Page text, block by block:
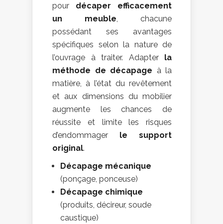
pour décaper efficacement
un meuble , chacune
possédant ses avantages
spécifiques selon la nature de
l’ouvrage à traiter. Adapter la
méthode de décapage à la
matière, à l’état du revêtement
et aux dimensions du mobilier
augmente les chances de
réussite et limite les risques
d’endommager le support
original.
Décapage mécanique
(ponçage, ponceuse)
Décapage chimique
(produits, décireur, soude
caustique)